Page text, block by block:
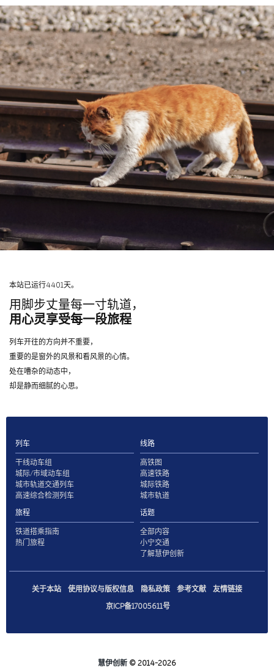
本站已运行4401天。
用脚步丈量每一寸轨道，
用心灵享受每一段旅程
列车开往的方向并不重要，
重要的是窗外的风景和看风景的心情。
处在嘈杂的动态中，
却是静而细腻的心思。
列车
干线动车组
城际/市域动车组
城市轨道交通列车
高速综合检测列车
线路
高铁图
高速铁路
城际铁路
城市轨道
旅程
铁道搭乘指南
热门旅程
话题
全部内容
小宁交通
了解慧伊创新
关于本站 使用协议与版权信息 隐私政策 参考文献
友情链接
京ICP备17005611号
慧伊创新 © 2014-2026